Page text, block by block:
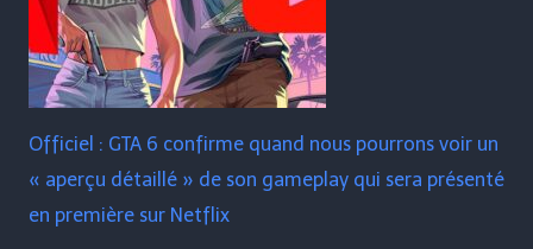
Officiel : GTA 6 confirme quand nous pourrons voir un
« aperçu détaillé » de son gameplay qui sera présenté
en première sur Netflix